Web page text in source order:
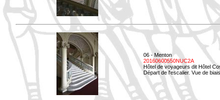
06 - Menton
20160600550NUC2A
Hôtel de voyageurs dit Hôtel
Départ de l'escalier. Vue de